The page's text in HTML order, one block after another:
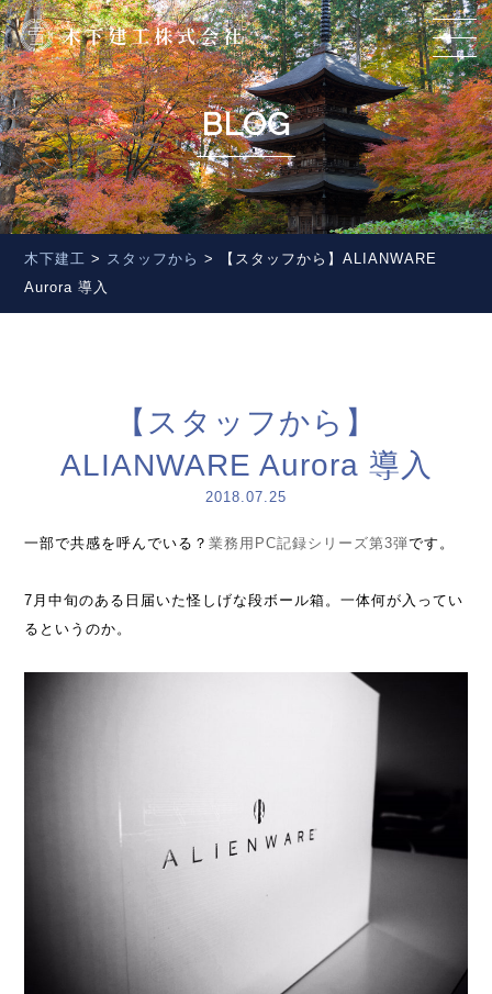
BLOG
木下建工 > スタッフから >
【スタッフから】ALIANWARE
Aurora 導入
【スタッフから】
ALIANWARE Aurora 導入
2018.07.25
一部で共感を呼んでいる？業務用PC記録シリーズ第3弾です。
7月中旬のある日届いた怪しげな段ボール箱。一体何が入ってい
るというのか。